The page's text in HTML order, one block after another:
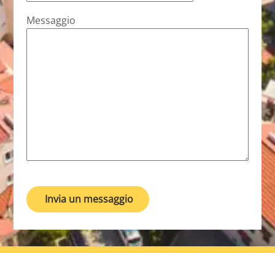
Messaggio
Invia un messaggio